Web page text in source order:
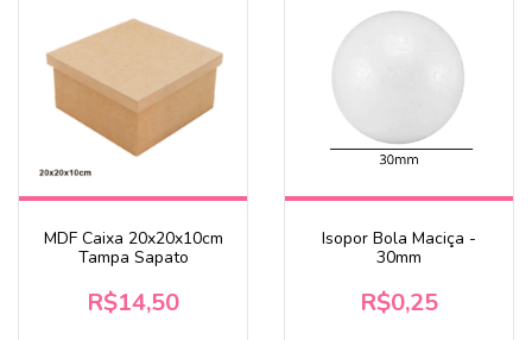
MDF Caixa 20x20x10cm
Tampa Sapato
R$14,50
Isopor Bola Maciça -
30mm
R$0,25